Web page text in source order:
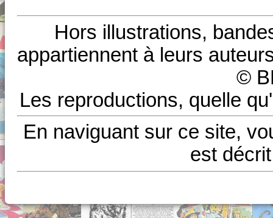
Hors illustrations,
appartiennent à leurs
©
Les reproductions, quelle
En naviguant sur ce site,
est